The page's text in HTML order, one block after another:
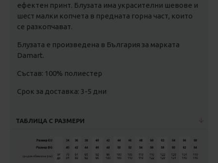
ефектен принт. Блузата има украсителни шевове и
шест малки копчета в предната горна част, които
се разкопчават.
Блузата е произведена в България за марката
Damart.
Състав: 100% полиестер
Срок за доставка: 3-5 дни
ТАБЛИЦА С РАЗМЕРИ